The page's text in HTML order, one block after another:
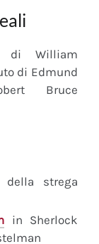
di William
di Edmund
Bruce
strega
in Sherlock